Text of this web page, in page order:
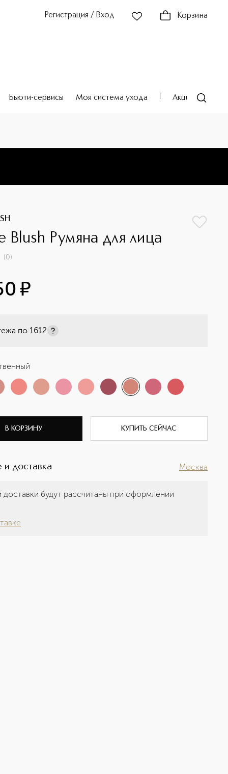
Регистрация / Вход Корзина
Бьюти-сервисы Моя система ухода Акции
Blush Румяна для лица
(0)
¤
по 1612
В КОРЗИНУ КУПИТЬ СЕЙЧАС
и доставка Москва
будут рассчитаны при оформлении